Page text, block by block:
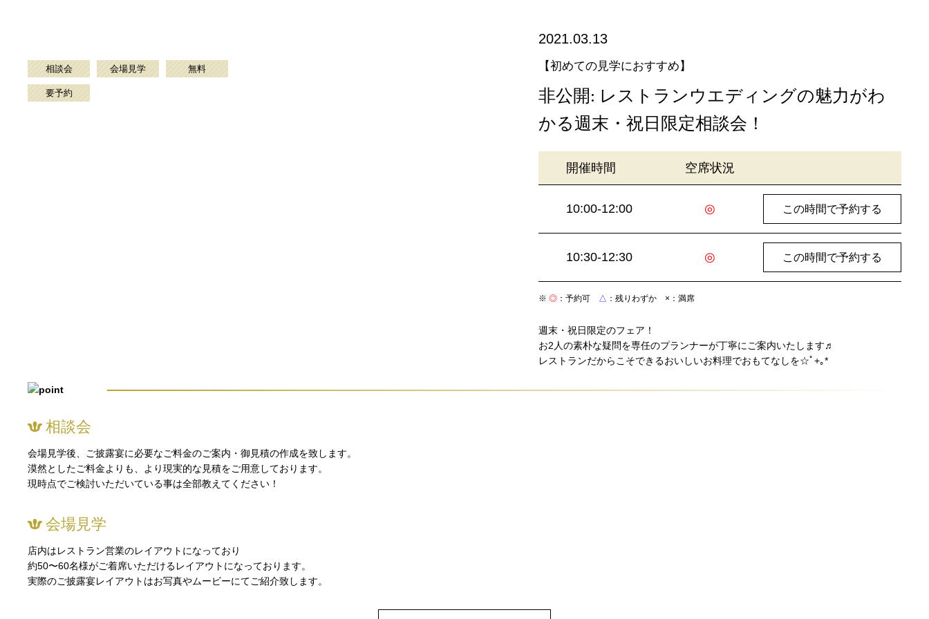
相談会 会場見学 無料
要予約
2021.03.13
【初めての見学におすすめ】
非公開: レストランウエディングの魅力がわ
かる週末・祝日限定相談会！
開催時間 空席状況
10:00-12:00 ◎ この時間で予約する
10:30-12:30 ◎ この時間で予約する
※ ◎ ：予約可 △ ：残りわずか × ：満席
週末・祝日限定のフェア！
お2人の素朴な疑問を専任のプランナーが丁寧にご案内いたします♬
レストランだからこそできるおいしいお料理でおもてなしを☆ﾟ+｡*
相談会
会場見学後、ご披露宴に必要なご料金のご案内・御見積の作成を致します。
漠然としたご料金よりも、より現実的な見積をご用意しております。
現時点でご検討いただいている事は全部教えてください！
会場見学
店内はレストラン営業のレイアウトになっており
約50〜60名様がご着席いただけるレイアウトになっております。
実際のご披露宴レイアウトはお写真やムービーにてご紹介致します。